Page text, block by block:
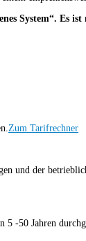
System“.
Zum Tarifrechner
und der
5 -50 Jahren